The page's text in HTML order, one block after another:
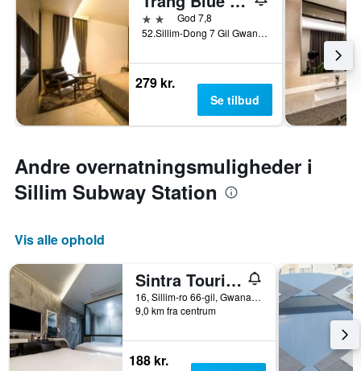
2 stjernerGod 7,8
52.Sillim-Dong 7 Gil Gwangak-gu, Seoul, Sydkorea
279 kr.
Se tilbud
Andre overnatningsmuligheder i
Sillim Subway Station
Vis alle ophold
Sintra Tourist Hotel
16, Sillim-ro 66-gil, Gwanak-gu, Seoul, Seoul, Sydkorea
9,0 km fra centrum
188 kr.